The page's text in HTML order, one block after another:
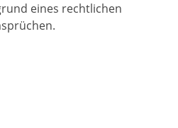
eines rechtlichen